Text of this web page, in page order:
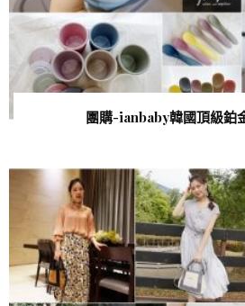
團購-ianbaby韓國頂級鉑